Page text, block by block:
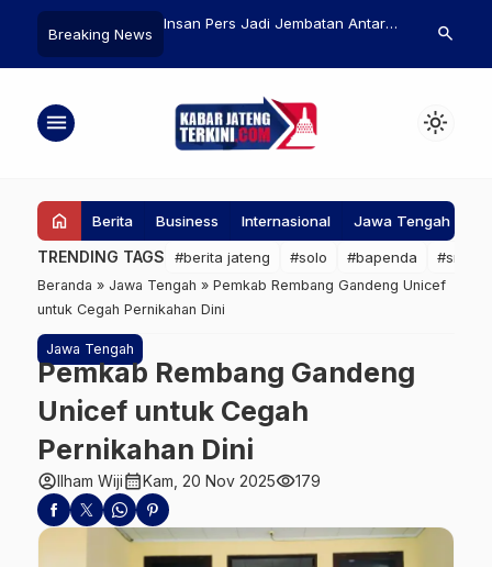
Breaking News
Wisata Dieng
Insan Pers Jadi Jembatan Antara
Nilai Tukar
Ini Kronologi
search
menu light_mode
home Berita Business Internasional Jawa Tengah
TRENDING TAGS #berita jateng #solo #bapenda
Beranda » Jawa Tengah » Pemkab Rembang Gandeng Unicef
untuk Cegah Pernikahan Dini
Jawa Tengah
Pemkab Rembang Gandeng
Unicef untuk Cegah
Pernikahan Dini
account_circleIlham Wijicalendar_monthKam, 20 Nov 2025visibility179